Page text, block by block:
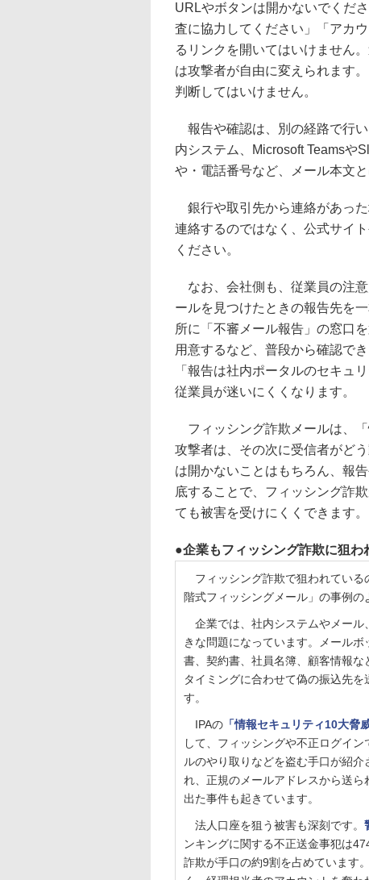
URLやボタンは開かないでくだ
査に協力してください」「アカ
るリンクを開いてはいけません
は攻撃者が自由に変えられます
判断してはいけません。
報告や確認は、別の経路で行
内システム、Microsoft Teamsや
や・電話番号など、メール本文
銀行や取引先から連絡があっ
連絡するのではなく、公式サイ
ください。
なお、会社側も、従業員の注
ールを見つけたときの報告先を
所に「不審メール報告」の窓口
用意するなど、普段から確認で
「報告は社内ポータルのセキュ
従業員が迷いにくくなります。
フィッシング詐欺メールは、「
攻撃者は、その次に受信者がど
は開かないことはもちろん、報
底することで、フィッシング詐
ても被害を受けにくくできます。
企業もフィッシング詐欺に狙
フィッシング詐欺で狙われている
階式フィッシングメール」の事例の
企業では、社内システムやメール
きな問題になっています。メール
書、契約書、社員名簿、顧客情報
タイミングに合わせて偽の振込先
す。
IPAの 「情報セキュリティ10大脅
して、フィッシングや不正ログイ
ルのやり取りなどを盗む手口が紹
れ、正規のメールアドレスから送
出た事件も起きています。
法人口座を狙う被害も深刻です。
ンキングに関する不正送金事犯は
詐欺が手口の約9割を占めています